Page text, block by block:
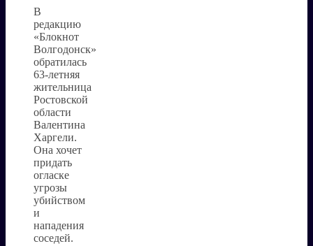
В
редакцию
«Блокнот
Волгодонск»
обратилась
63-летняя
жительница
Ростовской
области
Валентина
Харгели.
Она хочет
придать
огласке
угрозы
убийством
и
нападения
соседей.